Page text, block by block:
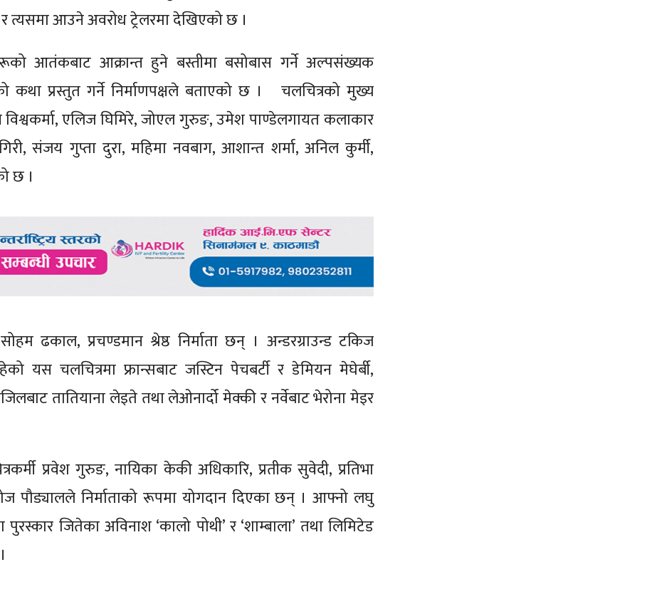
त्यसमा आउने अवरोध ट्रेलरमा देखिएको छ ।
आतंकबाट आक्रान्त हुने बस्तीमा बसोबास गर्ने अल्पसंख्यक
कथा प्रस्तुत गर्ने निर्माणपक्षले बताएको छ । चलचित्रको मुख्य
विश्वकर्मा, एलिज घिमिरे, जोएल गुरुङ, उमेश पाण्डेलगायत कलाकार
संजय गुप्ता दुरा, महिमा नवबाग, आशान्त शर्मा, अनिल कुर्मी,
छ ।
ढकाल, प्रचण्डमान श्रेष्ठ निर्माता छन् । अन्डरग्राउन्ड टकिज
यस चलचित्रमा फ्रान्सबाट जस्टिन पेचबर्टी र डेमियन मेघेर्बी,
तातियाना लेइते तथा लेओनार्दो मेक्की र नर्वेबाट भेरोना मेइर
प्रवेश गुरुङ, नायिका केकी अधिकारि, प्रतीक सुवेदी, प्रतिभा
पौड्यालले निर्माताको रूपमा योगदान दिएका छन् । आफ्नो लघु
जितेका अविनाश ‘कालो पोथी’ र ‘शाम्बाला’ तथा लिमिटेड